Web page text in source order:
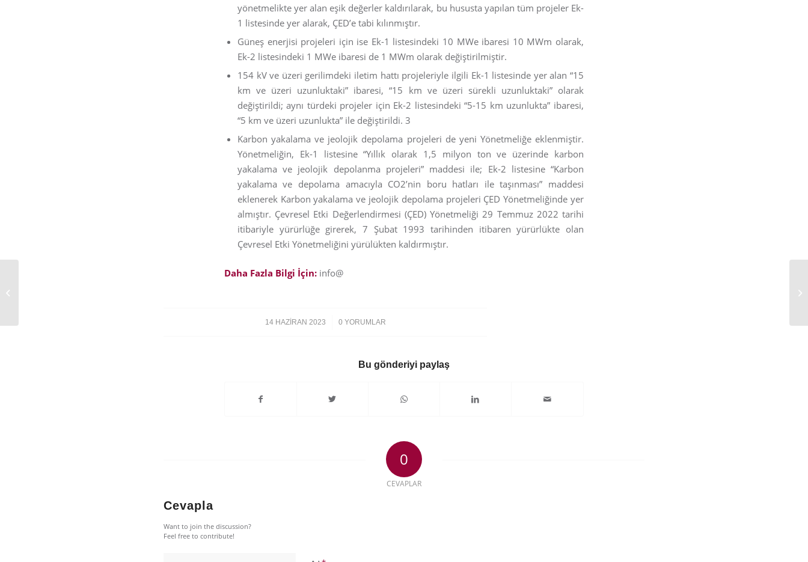
yönetmelikte yer alan eşik değerler kaldırılarak, bu hususta yapılan tüm projeler Ek-
1 listesinde yer alarak, ÇED’e tabi kılınmıştır.
Güneş enerjisi projeleri için ise Ek-1 listesindeki 10 MWe ibaresi 10 MWm olarak,
Ek-2 listesindeki 1 MWe ibaresi de 1 MWm olarak değiştirilmiştir.
154 kV ve üzeri gerilimdeki iletim hattı projeleriyle ilgili Ek-1 listesinde yer alan “15
km ve üzeri uzunluktaki” ibaresi, “15 km ve üzeri sürekli uzunluktaki” olarak
değiştirildi; aynı türdeki projeler için Ek-2 listesindeki “5-15 km uzunlukta” ibaresi,
“5 km ve üzeri uzunlukta” ile değiştirildi. 3
Karbon yakalama ve jeolojik depolama projeleri de yeni Yönetmeliğe eklenmiştir.
Yönetmeliğin, Ek-1 listesine “Yıllık olarak 1,5 milyon ton ve üzerinde karbon
yakalama ve jeolojik depolanma projeleri” maddesi ile; Ek-2 listesine “Karbon
yakalama ve depolama amacıyla CO2’nin boru hatları ile taşınması” maddesi
eklenerek Karbon yakalama ve jeolojik depolama projeleri ÇED Yönetmeliğinde yer
almıştır. Çevresel Etki Değerlendirmesi (ÇED) Yönetmeliği 29 Temmuz 2022 tarihi
itibariyle yürürlüğe girerek, 7 Şubat 1993 tarihinden itibaren yürürlükte olan
Çevresel Etki Yönetmeliğini yürülükten kaldırmıştır.
Daha Fazla Bilgi İçin:info@
14 HAZIRAN 2023
/ 0 YORUMLAR
Bu gönderiyi paylaş
0
CEVAPLAR
Cevapla
Want to join the discussion?
Feel free to contribute!